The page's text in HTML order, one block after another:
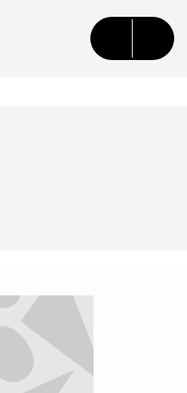
CONTENU